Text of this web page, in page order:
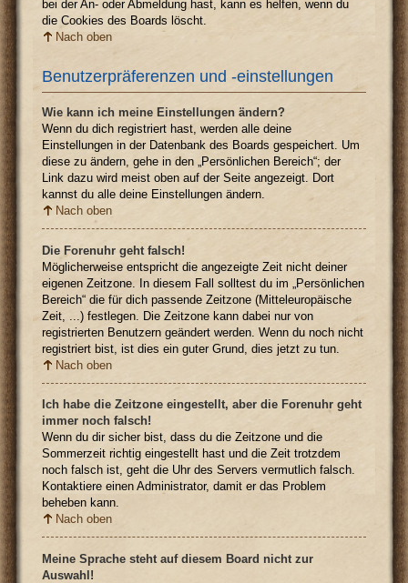
bei der An- oder Abmeldung hast, kann es helfen, wenn du
die Cookies des Boards löscht.
Nach oben
Benutzerpräferenzen und -einstellungen
Wie kann ich meine Einstellungen ändern?
Wenn du dich registriert hast, werden alle deine
Einstellungen in der Datenbank des Boards gespeichert. Um
diese zu ändern, gehe in den „Persönlichen Bereich“; der
Link dazu wird meist oben auf der Seite angezeigt. Dort
kannst du alle deine Einstellungen ändern.
Nach oben
Die Forenuhr geht falsch!
Möglicherweise entspricht die angezeigte Zeit nicht deiner
eigenen Zeitzone. In diesem Fall solltest du im „Persönlichen
Bereich“ die für dich passende Zeitzone (Mitteleuropäische
Zeit, ...) festlegen. Die Zeitzone kann dabei nur von
registrierten Benutzern geändert werden. Wenn du noch nicht
registriert bist, ist dies ein guter Grund, dies jetzt zu tun.
Nach oben
Ich habe die Zeitzone eingestellt, aber die Forenuhr geht
immer noch falsch!
Wenn du dir sicher bist, dass du die Zeitzone und die
Sommerzeit richtig eingestellt hast und die Zeit trotzdem
noch falsch ist, geht die Uhr des Servers vermutlich falsch.
Kontaktiere einen Administrator, damit er das Problem
beheben kann.
Nach oben
Meine Sprache steht auf diesem Board nicht zur
Auswahl!